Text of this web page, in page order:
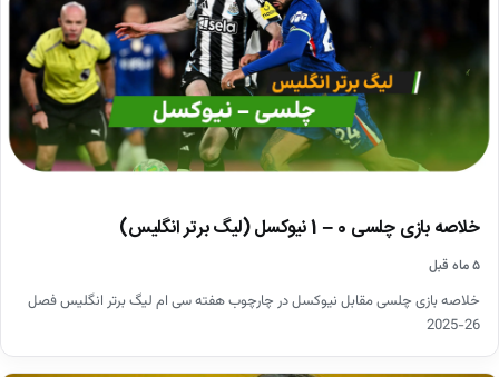
خلاصه بازی چلسی 0 – 1 نیوکسل (لیگ برتر انگلیس)
۵ ماه قبل
خلاصه بازی چلسی مقابل نیوکسل در چارچوب هفته سی ام لیگ برتر انگلیس فصل
26-2025